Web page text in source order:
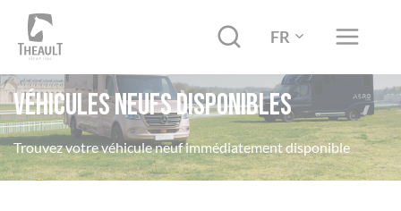
FR
Véhicules neufs disponibles
Trouvez votre véhicule neuf immédiatement disponible